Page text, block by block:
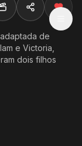
de
e Victoria,
dois filhos